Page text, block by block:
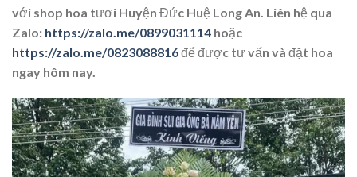
với shop hoa tươi Huyện Đức Huệ Long An. Liên hệ qua
Zalo: https://zalo.me/0899031114 hoặc
https://zalo.me/0823088816để được tư vấn và đặt hoa
ngay hôm nay.